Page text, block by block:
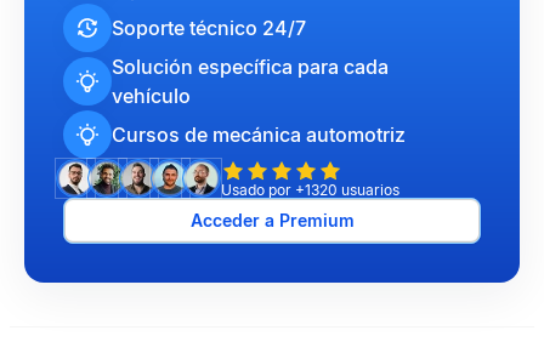
Soporte técnico 24/7
Solución específica para cada
vehículo
Cursos de mecánica automotriz
Usado por +1320 usuarios
Acceder a Premium